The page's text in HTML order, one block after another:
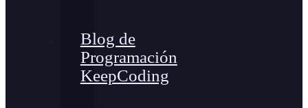
Blog de
Programación
KeepCoding